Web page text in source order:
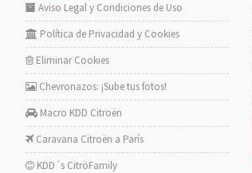
Aviso Legal y Condiciones de Uso
Política de Privacidad y Cookies
Eliminar Cookies
Chevronazos: ¡Sube tus fotos!
Macro KDD Citroën
Caravana Citroën a París
KDD´s CitröFamily